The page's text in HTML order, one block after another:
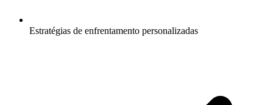
Estratégias de enfrentamento personalizadas